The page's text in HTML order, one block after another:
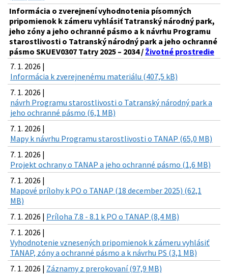
Informácia o zverejnení vyhodnotenia písomných
pripomienok k zámeru vyhlásiť Tatranský národný park,
jeho zóny a jeho ochranné pásmo a k návrhu Programu
starostlivosti o Tatranský národný park a jeho ochranné
pásmo SKUEV0307 Tatry 2025 – 2034 / Životné prostredie
7. 1. 2026 |
Informácia k zverejnenému materiálu (407,5 kB)
7. 1. 2026 |
návrh Programu starostlivosti o Tatranský národný park a
jeho ochranné pásmo (6,1 MB)
7. 1. 2026 |
Mapy k návrhu Programu starostlivosti o TANAP (65,0 MB)
7. 1. 2026 |
Projekt ochrany o TANAP a jeho ochranné pásmo (1,6 MB)
7. 1. 2026 |
Mapové prílohy k PO o TANAP (18 december 2025) (62,1
MB)
7. 1. 2026 | Príloha 7.8 - 8.1 k PO o TANAP (8,4 MB)
7. 1. 2026 |
Vyhodnotenie vznesených pripomienok k zámeru vyhlásiť
TANAP, zóny a ochranné pásmo a k návrhu PS (3,1 MB)
7. 1. 2026 | Záznamy z prerokovaní (97,9 MB)